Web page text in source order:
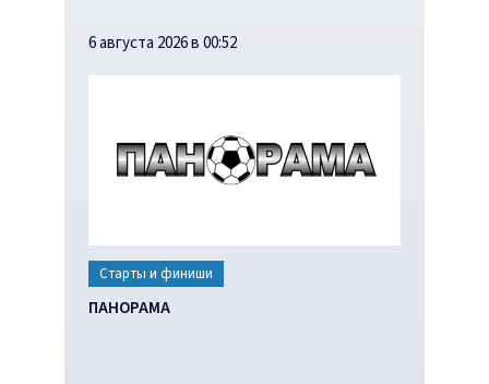
6 августа 2026 в 00:52
Старты и финиши
ПАНОРАМА